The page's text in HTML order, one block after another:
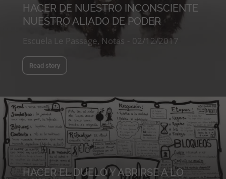
HACER DE NUESTRO INCONSCIENTE
NUESTRO ALIADO DE PODER
Escuela Le Passage, Notas 02/12/2017
Read story
HACER EL DUELO Y ABRIRSE A LO